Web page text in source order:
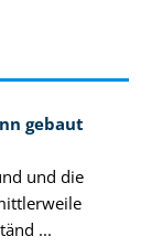
gebaut
und die
...